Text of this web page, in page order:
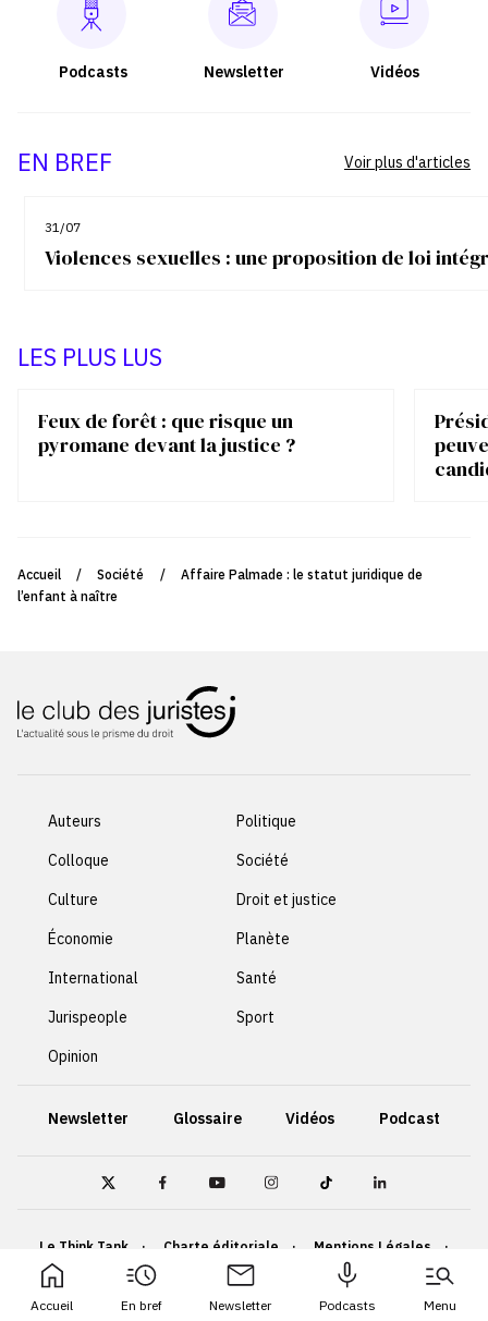
Accueil En bref Newsletter Podcasts Menu
Podcasts Newsletter Vidéos
EN BREF
31/07
Violences sexuelles : une proposition de loi
Voir plus d'articles
LES PLUS LUS
Feux de forêt : que risque un
pyromane devant la justice ?
Accueil / Société /
Affaire Palmade : le statut juridique de
l’enfant à naître
Auteurs
Colloque
Culture
Économie
International
Jurispeople
Opinion
Politique
Société
Droit et justice
Planète
Santé
Sport
Newsletter Glossaire Vidéos Podcast
Le Think Tank Charte éditoriale
Mentions Légales
Politique de confidentialité
Cookies
Accessibilité : non conforme
Plan du site